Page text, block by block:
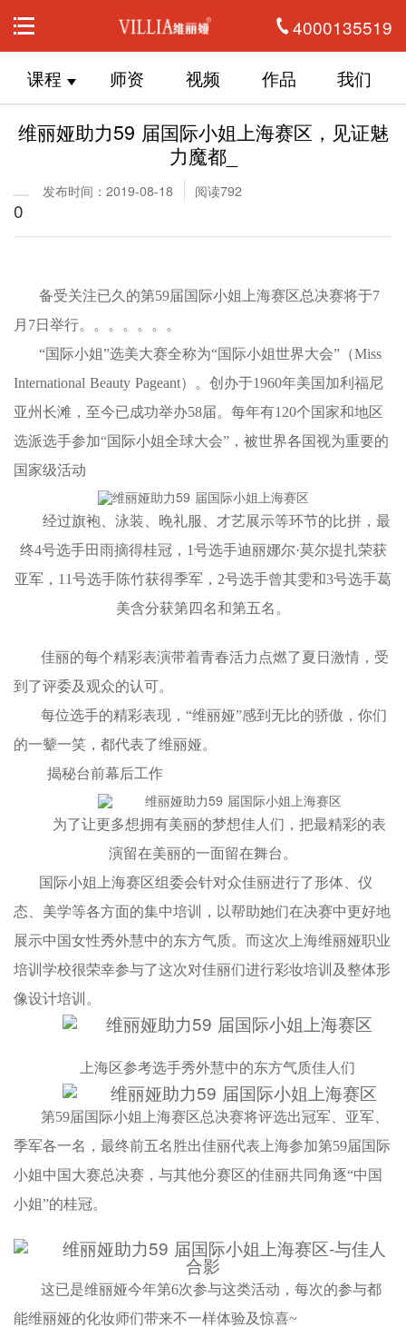
4000135519
课程 师资 视频 作品 我们
维丽娅助力59 届国际小姐上海赛区，见证魅
力魔都_
发布时间：2019-08-18 阅读792
0
备受关注已久的第59届国际小姐上海赛区总决赛将于7
月7日举行。。。。。。。
“国际小姐”选美大赛全称为“国际小姐世界大会”（Miss
International Beauty Pageant）。创办于1960年美国加利福尼
亚州长滩，至今已成功举办58届。每年有120个国家和地区
选派选手参加“国际小姐全球大会”，被世界各国视为重要的
国家级活动
经过旗袍、泳装、晚礼服、才艺展示等环节的比拼，最
终4号选手田雨摘得桂冠，1号选手迪丽娜尔·莫尔提扎荣获
亚军，11号选手陈竹获得季军，2号选手曾其雯和3号选手葛
美含分获第四名和第五名。
佳丽的每个精彩表演带着青春活力点燃了夏日激情，受
到了评委及观众的认可。
每位选手的精彩表现，“维丽娅”感到无比的骄傲，你们
的一颦一笑，都代表了维丽娅。
揭秘台前幕后工作
为了让更多想拥有美丽的梦想佳人们，把最精彩的表
演留在美丽的一面留在舞台。
国际小姐上海赛区组委会针对众佳丽进行了形体、仪
态、美学等各方面的集中培训，以帮助她们在决赛中更好地
展示中国女性秀外慧中的东方气质。而这次上海维丽娅职业
培训学校很荣幸参与了这次对佳丽们进行彩妆培训及整体形
像设计培训。
上海区参考选手秀外慧中的东方气质佳人们
第59届国际小姐上海赛区总决赛将评选出冠军、亚军、
季军各一名，最终前五名胜出佳丽代表上海参加第59届国际
小姐中国大赛总决赛，与其他分赛区的佳丽共同角逐“中国
小姐”的桂冠。
这已是维丽娅今年第6次参与这类活动，每次的参与都
能维丽娅的化妆师们带来不一样体验及惊喜~